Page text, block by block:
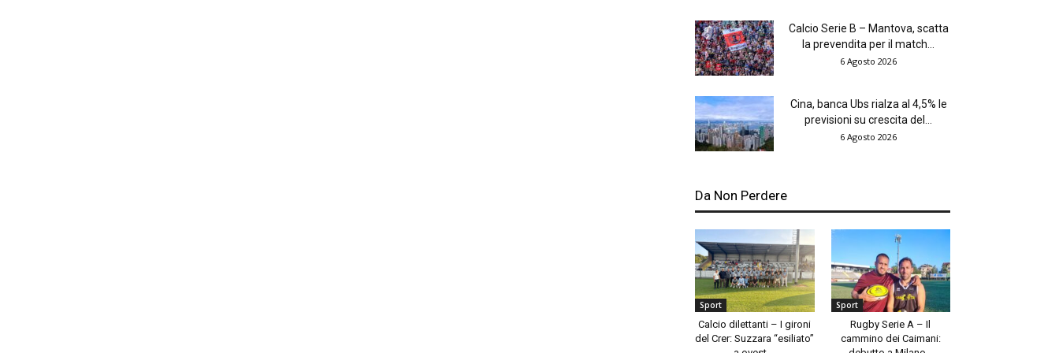
Calcio Serie B – Mantova, scatta
la prevendita per il match...
6 Agosto 2026
Cina, banca Ubs rialza al 4,5% le
previsioni su crescita del...
6 Agosto 2026
Da Non Perdere
Sport
Calcio dilettanti – I gironi
del Crer: Suzzara “esiliato”
Sport
Rugby Serie A – Il
cammino dei Caimani: